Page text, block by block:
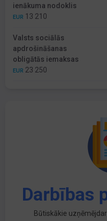
ienākuma nodoklis
EUR 13 210
Valsts sociālās
apdrošināšanas
obligātās iemaksas
EUR 23 250
Darbības
Būtiskākie